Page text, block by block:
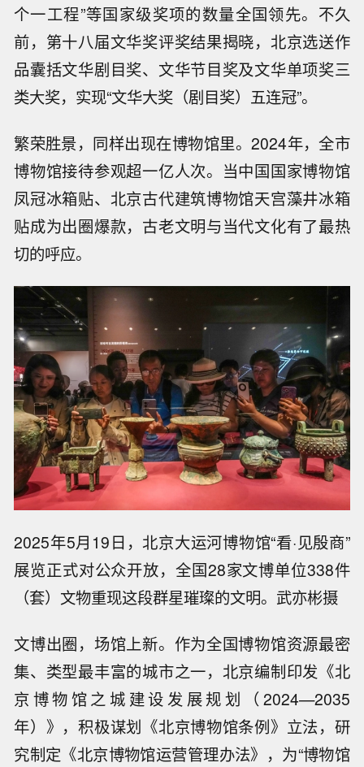
个一工程”等国家级奖项的数量全国领先。不久
前，第十八届文华奖评奖结果揭晓，北京选送作
品囊括文华剧目奖、文华节目奖及文华单项奖三
类大奖，实现“文华大奖（剧目奖）五连冠”。
繁荣胜景，同样出现在博物馆里。2024年，全市
博物馆接待参观超一亿人次。当中国国家博物馆
凤冠冰箱贴、北京古代建筑博物馆天宫藻井冰箱
贴成为出圈爆款，古老文明与当代文化有了最热
切的呼应。
2025年5月19日，北京大运河博物馆“看·见殷商”
展览正式对公众开放，全国28家文博单位338件
（套）文物重现这段群星璀璨的文明。武亦彬摄
文博出圈，场馆上新。作为全国博物馆资源最密
集、类型最丰富的城市之一，北京编制印发《北
京博物馆之城建设发展规划（2024—2035
年）》，积极谋划《北京博物馆条例》立法，研
究制定《北京博物馆运营管理办法》，为“博物馆